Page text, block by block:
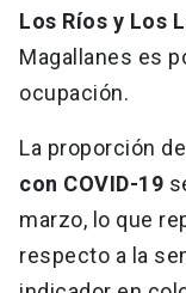
Los Ríos y Los
Magallanes es
ocupación.
La proporción de
con COVID-19
marzo, lo que
respecto a la